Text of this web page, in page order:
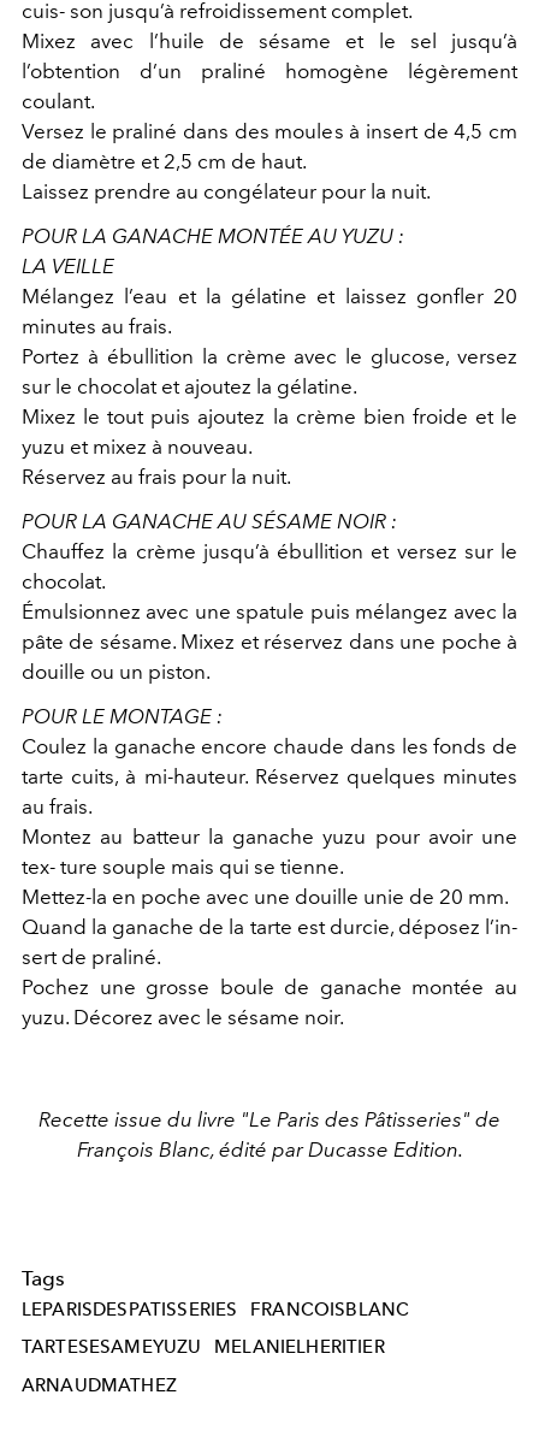
cuis- son jusqu’à refroidissement complet.
Mixez avec l’huile de sésame et le sel jusqu’à
l’obtention d’un praliné homogène légèrement
coulant.
Versez le praliné dans des moules à insert de 4,5 cm
de diamètre et 2,5 cm de haut.
Laissez prendre au congélateur pour la nuit.
POUR LA GANACHE MONTÉE AU YUZU :
LA VEILLE
Mélangez l’eau et la gélatine et laissez gonfler 20
minutes au frais.
Portez à ébullition la crème avec le glucose, versez
sur le chocolat et ajoutez la gélatine.
Mixez le tout puis ajoutez la crème bien froide et le
yuzu et mixez à nouveau.
Réservez au frais pour la nuit.
POUR LA GANACHE AU SÉSAME NOIR :
Chauffez la crème jusqu’à ébullition et versez sur le
chocolat.
Émulsionnez avec une spatule puis mélangez avec la
pâte de sésame. Mixez et réservez dans une poche à
douille ou un piston.
POUR LE MONTAGE :
Coulez la ganache encore chaude dans les fonds de
tarte cuits, à mi-hauteur. Réservez quelques minutes
au frais.
Montez au batteur la ganache yuzu pour avoir une
tex- ture souple mais qui se tienne.
Mettez-la en poche avec une douille unie de 20 mm.
Quand la ganache de la tarte est durcie, déposez l’in-
sert de praliné.
Pochez une grosse boule de ganache montée au
yuzu. Décorez avec le sésame noir.
Recette issue du livre "Le Paris des Pâtisseries" de
François Blanc, édité par Ducasse Edition.
Tags
LEPARISDESPATISSERIES
FRANCOISBLANC
TARTESESAMEYUZU
MELANIELHERITIER
ARNAUDMATHEZ